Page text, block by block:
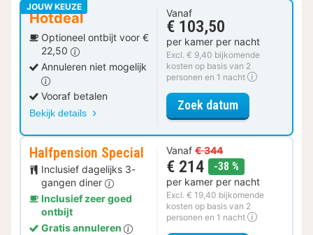
JOUW KEUZE
Hotdeal
Optioneel ontbijt voor €
22,50
Annuleren niet mogelijk
Vooraf betalen
Bekijk details
Vanaf
€ 103,50
per kamer per nacht
Excl. € 9,40 bijkomende
kosten op basis van 2
personen en 1 nacht
Zoek datumvoor
Halfpension Special
Inclusief dagelijks 3-
gangen diner
Inclusief zeer goed
ontbijt
Gratis annuleren
Vanaf € 344
€ 214 -38 %
per kamer per nacht
Excl. € 19,40 bijkomende
kosten op basis van 2
personen en 1 nacht